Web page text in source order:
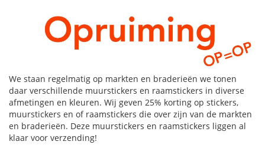
We staan regelmatig op markten en braderieën we tonen
daar verschillende muurstickers en raamstickers in diverse
afmetingen en kleuren. Wij geven 25% korting op stickers,
muurstickers en of raamstickers die over zijn van de markten
en braderieën. Deze muurstickers en raamstickers liggen al
klaar voor verzending!